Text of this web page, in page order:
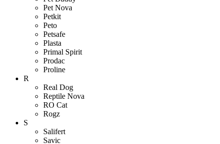
Pet Nova
Petkit
Peto
Petsafe
Plasta
Primal Spirit
Prodac
Proline
R
Real Dog
Reptile Nova
RO Cat
Rogz
S
Salifert
Savic